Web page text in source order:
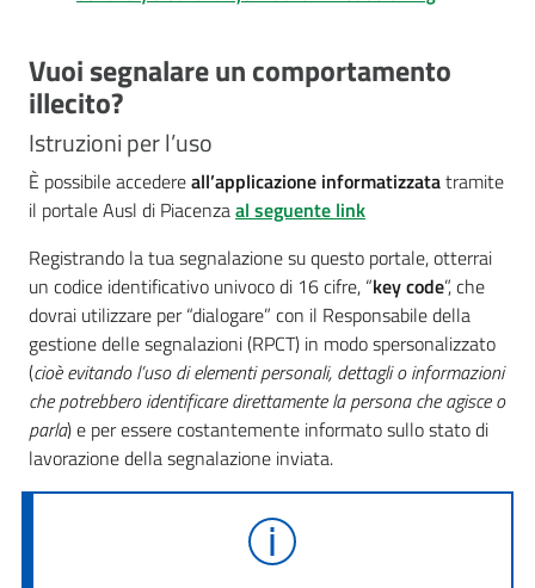
Vuoi segnalare un comportamento
illecito?
Istruzioni per l’uso
È possibile accedereall’applicazione informatizzatatramite
il portale Ausl di Piacenzaal seguente link
Registrando la tua segnalazione su questo portale, otterrai
un codice identificativo univoco di 16 cifre, “key code”, che
dovrai utilizzare per “dialogare” con il Responsabile della
gestione delle segnalazioni (RPCT) in modo spersonalizzato
(cioè evitando l’uso di elementi personali, dettagli o informazioni
che potrebbero identificare direttamente la persona che agisce o
parla) e per essere costantemente informato sullo stato di
lavorazione della segnalazione inviata.